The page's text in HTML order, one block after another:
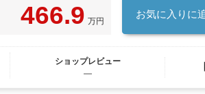
466.9 万円
お気に入りに
ショップレビュー
―